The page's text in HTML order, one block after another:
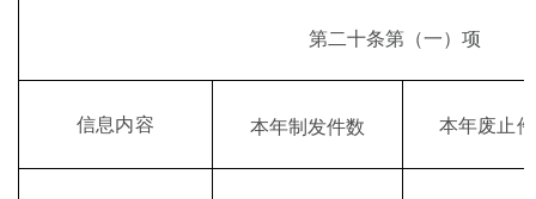
第二十条第 （一）项
信息内容 本年制发件数 本年废止